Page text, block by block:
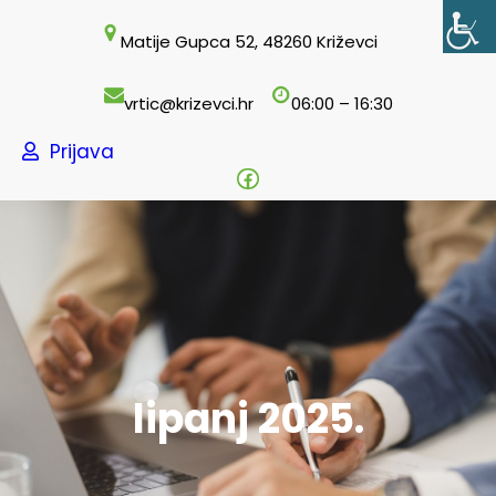
Matije Gupca 52, 48260 Križevci
vrtic@krizevci.hr 06:00 – 16:30
Prijava
Facebook
lipanj 2025.